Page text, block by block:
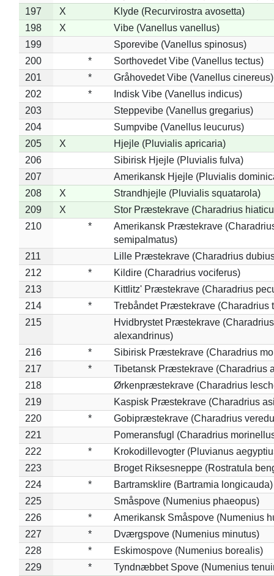
197
X
Klyde (Recurvirostra avosetta)
198
X
Vibe (Vanellus vanellus)
199
Sporevibe (Vanellus spinosus)
200
*
Sorthovedet Vibe (Vanellus tectus)
201
*
Gråhovedet Vibe (Vanellus cinereus)
202
*
Indisk Vibe (Vanellus indicus)
203
Steppevibe (Vanellus gregarius)
204
Sumpvibe (Vanellus leucurus)
205
X
Hjejle (Pluvialis apricaria)
206
Sibirisk Hjejle (Pluvialis fulva)
207
Amerikansk Hjejle (Pluvialis
208
X
Strandhjejle (Pluvialis squatarola)
209
X
Stor Præstekrave (Charadrius
210
*
Amerikansk Præstekrave
semipalmatus)
211
Lille Præstekrave (Charadrius
212
*
Kildire (Charadrius vociferus)
213
Kittlitz' Præstekrave (Charadrius
214
*
Trebåndet Præstekrave (Charadrius
215
Hvidbrystet Præstekrave (Charadrius
alexandrinus)
216
*
Sibirisk Præstekrave (Charadrius
217
*
Tibetansk Præstekrave (Charadrius
218
Ørkenpræstekrave (Charadrius
219
Kaspisk Præstekrave (Charadrius
220
*
Gobipræstekrave (Charadrius
221
Pomeransfugl (Charadrius
222
*
Krokodillevogter (Pluvianus
223
Broget Riksesneppe (Rostratula
224
*
Bartramsklire (Bartramia longicauda)
225
Småspove (Numenius phaeopus)
226
*
Amerikansk Småspove (Numenius
227
*
Dværgspove (Numenius minutus)
228
*
Eskimospove (Numenius borealis)
229
* Tyndnæbbet Spove (Numenius